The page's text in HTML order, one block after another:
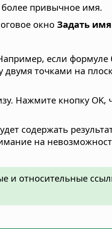
привычное имя.
окно Задать имя
если
точками на
Нажмите кнопку
содержать
на
и относительные